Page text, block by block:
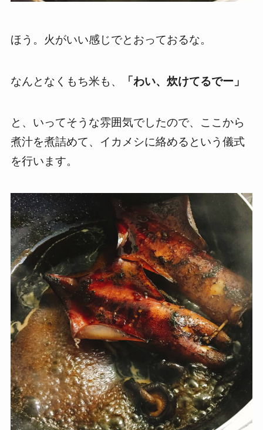
ほう。火がいい感じでとおっておるな。
なんとなくもち米も、 「わい、炊けてるでー」
と、いってそうな雰囲気でしたので、ここから
煮汁を煮詰めて、イカメシに絡めるという儀式
を行います。